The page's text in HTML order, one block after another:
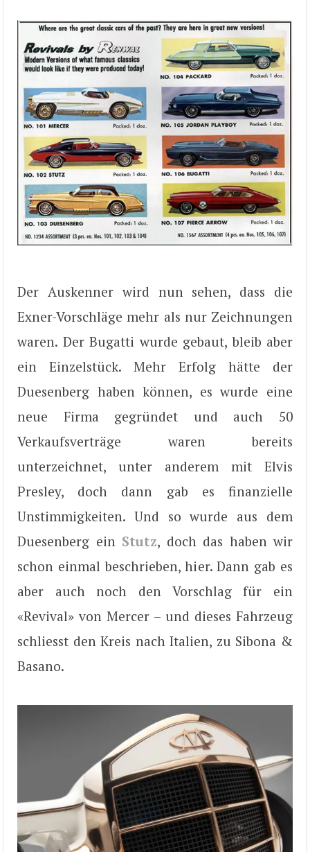
Der Auskenner wird nun sehen, dass die
Exner-Vorschläge mehr als nur Zeichnungen
waren. Der Bugatti wurde gebaut, bleib aber
ein Einzelstück. Mehr Erfolg hätte der
Duesenberg haben können, es wurde eine
neue Firma gegründet und auch 50
Verkaufsverträge waren bereits
unterzeichnet, unter anderem mit Elvis
Presley, doch dann gab es finanzielle
Unstimmigkeiten. Und so wurde aus dem
Duesenberg ein Stutz, doch das haben wir
schon einmal beschrieben, hier. Dann gab es
aber auch noch den Vorschlag für ein
«Revival» von Mercer – und dieses Fahrzeug
schliesst den Kreis nach Italien, zu Sibona &
Basano.